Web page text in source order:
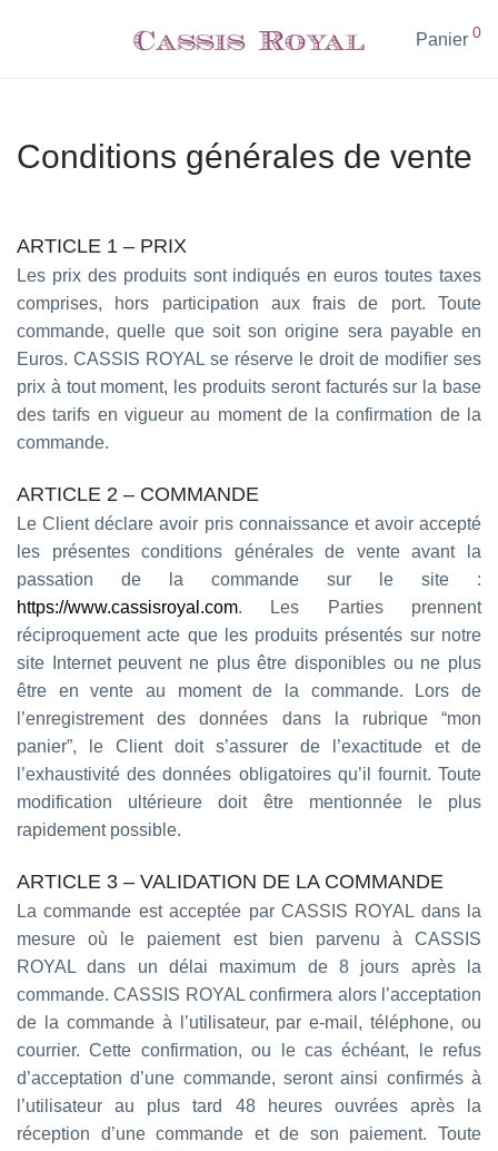
Panier 0
Conditions générales de vente
ARTICLE 1 – PRIX
Les prix des produits sont indiqués en euros toutes taxes
comprises, hors participation aux frais de port. Toute
commande, quelle que soit son origine sera payable en
Euros. CASSIS ROYAL se réserve le droit de modifier ses
prix à tout moment, les produits seront facturés sur la base
des tarifs en vigueur au moment de la confirmation de la
commande.
ARTICLE 2 – COMMANDE
Le Client déclare avoir pris connaissance et avoir accepté
les présentes conditions générales de vente avant la
passation de la commande sur le site :
https://www.cassisroyal.com. Les Parties prennent
réciproquement acte que les produits présentés sur notre
site Internet peuvent ne plus être disponibles ou ne plus
être en vente au moment de la commande. Lors de
l’enregistrement des données dans la rubrique “mon
panier”, le Client doit s’assurer de l’exactitude et de
l’exhaustivité des données obligatoires qu’il fournit. Toute
modification ultérieure doit être mentionnée le plus
rapidement possible.
ARTICLE 3 – VALIDATION DE LA COMMANDE
La commande est acceptée par CASSIS ROYAL dans la
mesure où le paiement est bien parvenu à CASSIS
ROYAL dans un délai maximum de 8 jours après la
commande. CASSIS ROYAL confirmera alors l’acceptation
de la commande à l’utilisateur, par e-mail, téléphone, ou
courrier. Cette confirmation, ou le cas échéant, le refus
d’acceptation d’une commande, seront ainsi confirmés à
l’utilisateur au plus tard 48 heures ouvrées après la
réception d’une commande et de son paiement. Toute